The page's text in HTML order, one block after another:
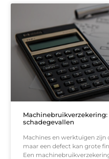
schadegevallen
Machines en werktuigen zijn
maar een defect kan grote
Een